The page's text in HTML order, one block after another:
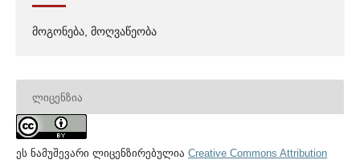
მოგონება, მოღვაწეობა
ᲚᲘᲪᲔᲜᲖᲘᲐ
ეს ნამუშევარი ლიცენზირებულია Creative Commons Attribution